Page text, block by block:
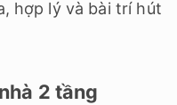
hợp lý và bài trí hút
2 tầng